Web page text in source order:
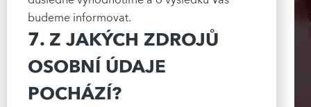
budeme informovat.
7. Z JAKÝCH ZDROJŮ
OSOBNÍ ÚDAJE
POCHÁZÍ?